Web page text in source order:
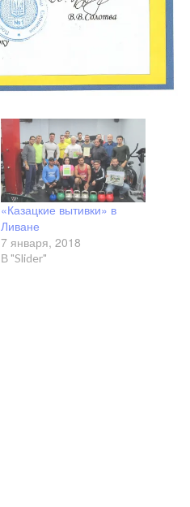
«Казацкие вытивки» в
Ливане
7 января, 2018
В "Slider"